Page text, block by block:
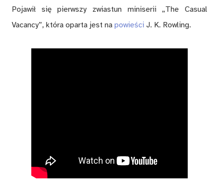
Pojawił się pierwszy zwiastun miniserii „The Casual
Vacancy”, która oparta jest na powieści J. K. Rowling.